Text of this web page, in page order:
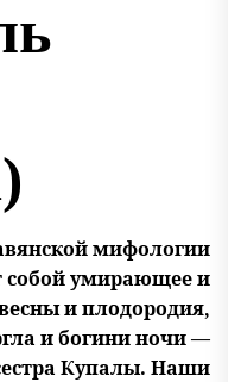
мифологии
собой умирающее и
и плодородия,
и богини ночи —
Купалы. Наши